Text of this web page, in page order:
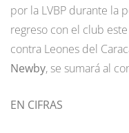
por la LVBP durante la
regreso con el club
contra Leones del
Newby, se sumará al
EN CIFRAS